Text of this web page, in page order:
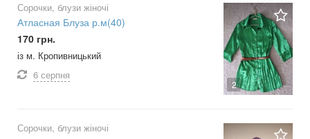
2
Сорочки, блузи жіночі
Атласная Блуза р.м(40)
170 грн.
із м. Кропивницький
6 серпня
Сорочки, блузи жіночі